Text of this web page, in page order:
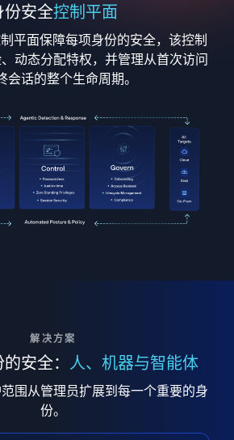
份安全控制平面
平面保障每项身份的安全，该控制
动态分配特权，并管理从首次访问
会话的整个生命周期。
解决方案
安全： 人、机器与智能体
围从管理员扩展到每一个重要的身
份。